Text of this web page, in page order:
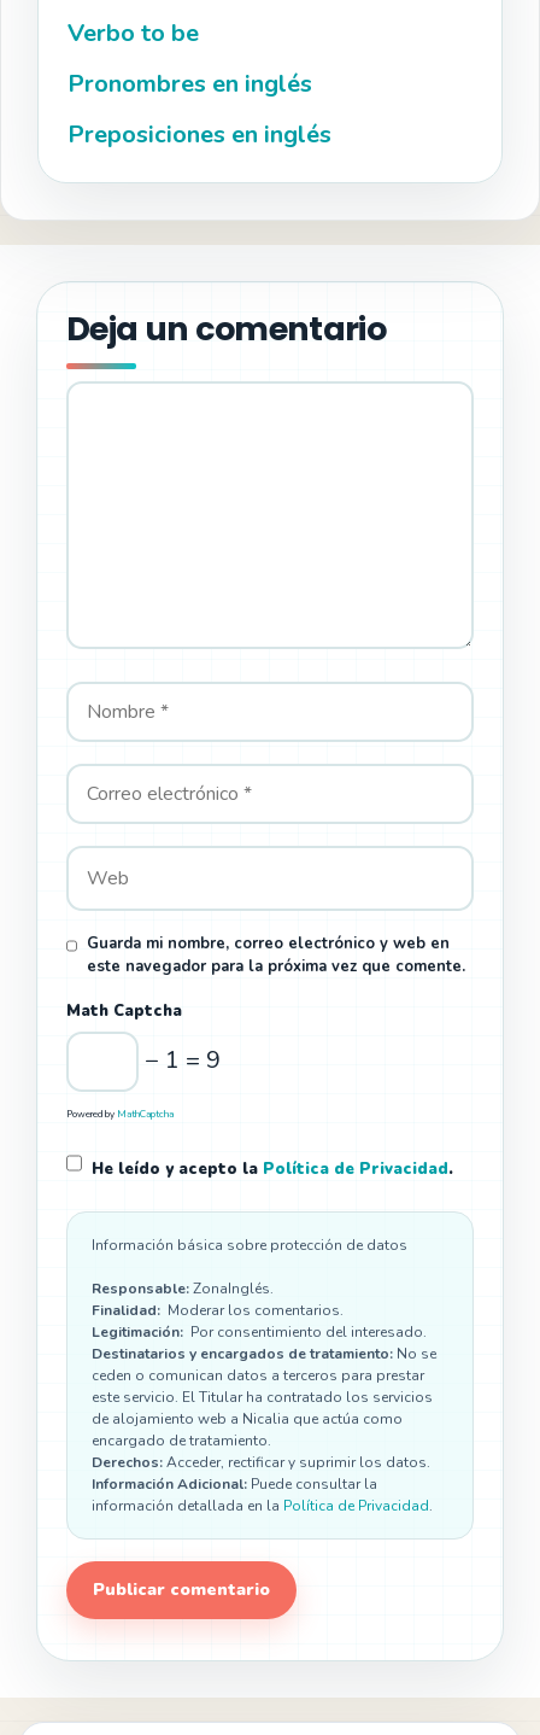
Verbo to be
Pronombres en inglés
Preposiciones en inglés
Deja un comentario
Comentario
Nombre
Correo
Web
Guarda mi nombre, correo electrónico y web en
este navegador para la próxima vez que comente.
Math Captcha
− 1 = 9
Powered by MathCaptcha
He leído y acepto la Política de Privacidad.
Información básica sobre protección de datos
Responsable:ZonaInglés.
Finalidad: Moderar los comentarios.
Legitimación: Por consentimiento del interesado.
Destinatarios y encargados de tratamiento: No se
ceden o comunican datos a terceros para prestar
este servicio. El Titular ha contratado los servicios
de alojamiento web a Nicalia que actúa como
encargado de tratamiento.
Derechos:Acceder, rectificar y suprimir los datos.
Información Adicional: Puede consultar la
información detallada en la Política de Privacidad.